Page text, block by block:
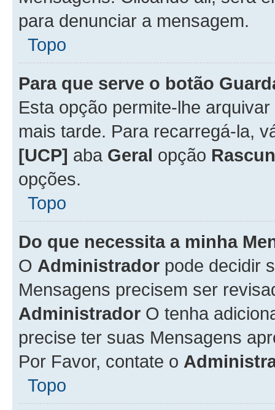
para denunciar a mensagem.
Topo
Para que serve o botão
Esta opção permite-lhe
mais tarde. Para recarregá-la,
[UCP] aba Geral opção
opções.
Topo
Do que necessita a minha
O Administrador pode decidir
Mensagens precisem ser
Administrador O tenha
precise ter suas Mensagens
Por Favor, contate o
Topo